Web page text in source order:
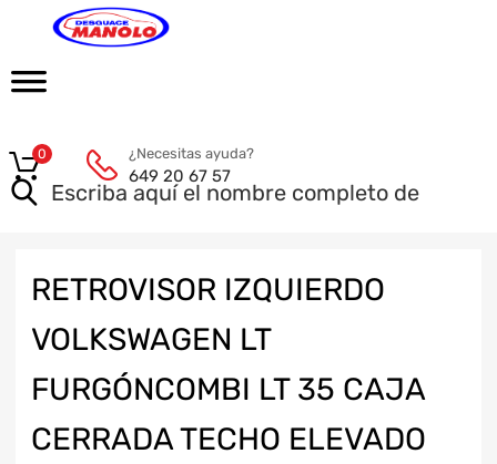
¿Necesitas ayuda?
649 20 67 57
0
RETROVISOR IZQUIERDO
VOLKSWAGEN LT
FURGÓNCOMBI LT 35 CAJA
CERRADA TECHO ELEVADO